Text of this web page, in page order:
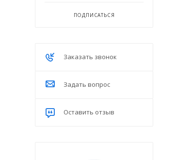
ПОДПИСАТЬСЯ
Заказать звонок
Задать вопрос
Оставить отзыв